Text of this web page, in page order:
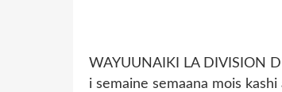
WAYUUNAIKI LA DIVISION
i semaine semaana mois